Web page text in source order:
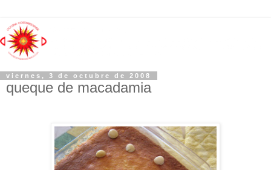
viernes, 3 de octubre de 2008
queque de macadamia